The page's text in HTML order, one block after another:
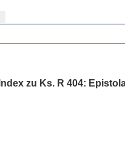
Index zu Ks. R 404: